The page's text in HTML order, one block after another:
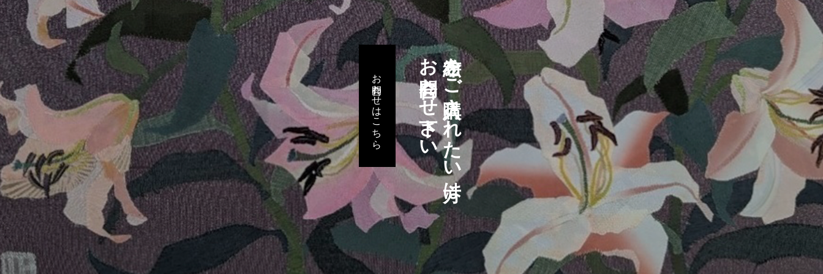
布絵をご購入されたい方は
お問合わせ下さい
お問合わせはこちら